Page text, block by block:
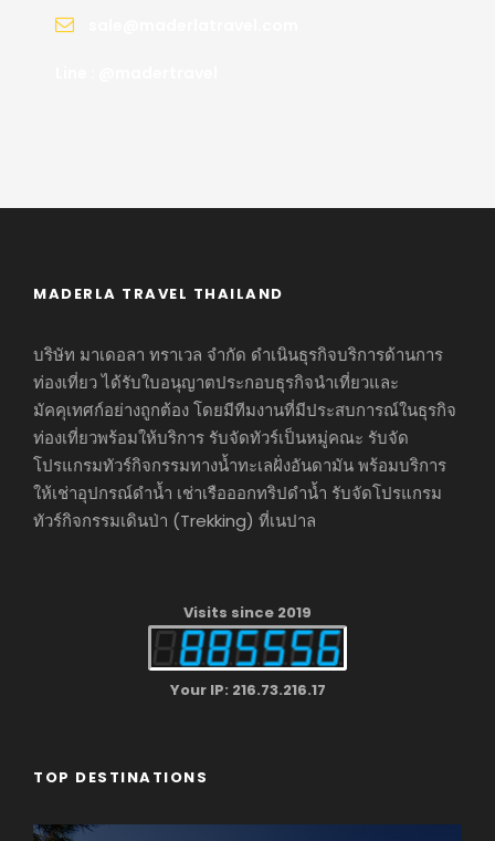
MADERLA TRAVEL THAILAND
บริษัท มาเดอลา ทราเวล จำกัด ดำเนินธุรกิจบริการด้านการ
ท่องเที่ยว ได้รับใบอนุญาตประกอบธุรกิจนำเที่ยวและ
มัคคุเทศก์อย่างถูกต้อง โดยมีทีมงานที่มีประสบการณ์ในธุรกิจ
ท่องเที่ยวพร้อมให้บริการ รับจัดทัวร์เป็นหมู่คณะ รับจัด
โปรแกรมทัวร์กิจกรรมทางน้ำทะเลฝั่งอันดามัน พร้อมบริการ
ให้เช่าอุปกรณ์ดำน้ำ เช่าเรือออกทริปดำน้ำ รับจัดโปรแกรม
ทัวร์กิจกรรมเดินป่า (Trekking) ที่เนปาล
Visits since 2019
Your IP: 216.73.216.17
TOP DESTINATIONS